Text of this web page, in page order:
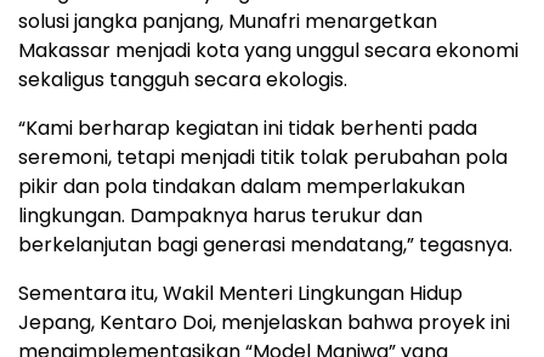
solusi jangka panjang, Munafri menargetkan
Makassar menjadi kota yang unggul secara ekonomi
sekaligus tangguh secara ekologis.
“Kami berharap kegiatan ini tidak berhenti pada
seremoni, tetapi menjadi titik tolak perubahan pola
pikir dan pola tindakan dalam memperlakukan
lingkungan. Dampaknya harus terukur dan
berkelanjutan bagi generasi mendatang,” tegasnya.
Sementara itu, Wakil Menteri Lingkungan Hidup
Jepang, Kentaro Doi, menjelaskan bahwa proyek ini
mengimplementasikan “Model Maniwa” yang